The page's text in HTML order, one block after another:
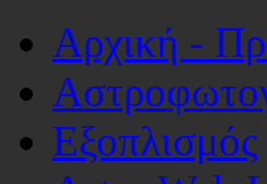
Αρχική -
Εξοπλισμός